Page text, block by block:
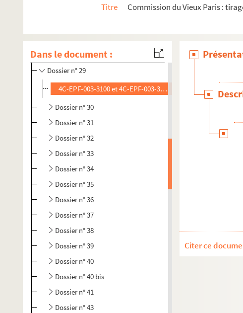
Titre
Commission du Vieux Paris :
Dans le document :
Dossier n° 27
Dossier n° 28
Dossier n° 29
4C-EPF-003-3100 et 4C-EPF-003-3101. Lansiaux, Charles
Dossier n° 30
Dossier n° 31
Dossier n° 32
Dossier n° 33
Dossier n° 34
Dossier n° 35
Dossier n° 36
Dossier n° 37
Dossier n° 38
Dossier n° 39
Dossier n° 40
Dossier n° 40 bis
Dossier n° 41
Dossier n° 43
Citer ce